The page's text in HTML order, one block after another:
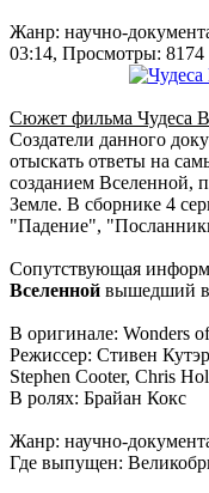
Жанр: научно-
03:14, Просмотры: 8174
Сюжет фильма Чудеса
Создатели данного
отыскать ответы на
созданием Вселенной,
Земле. В сборнике 4
"Падение",
Сопутствующая
Вселенной вышедший в
В оригинале: Wonders
Режиссер: Стивен
Stephen Cooter, Chris
В ролях: Брайан Кокс
Жанр: научно-
Где выпущен: